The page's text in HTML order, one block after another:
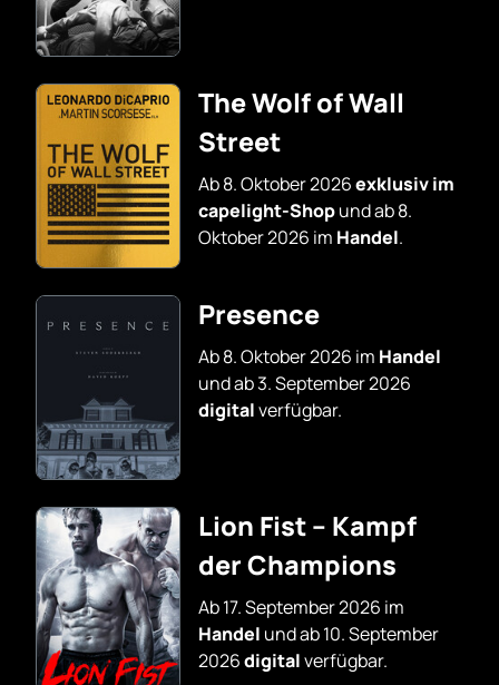
The Wolf of Wall
Street
Ab 8. Oktober 2026exklusiv im
capelight-Shopund ab 8.
Oktober 2026 im Handel.
Presence
Ab 8. Oktober 2026 im Handel
und ab 3. September 2026
digitalverfügbar.
Lion Fist – Kampf
der Champions
Ab 17. September 2026 im
Handel und ab 10. September
2026digitalverfügbar.